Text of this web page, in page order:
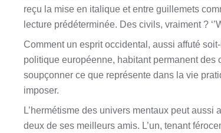
reçu la mise en italique et entre guillemets
lecture prédéterminée. Des civils, vraiment ?
Comment un esprit occidental, aussi affuté
politique européenne, habitant permanent des
soupçonner ce que représente dans la vie
imposer.
L’hermétisme des univers mentaux peut
deux de ses meilleurs amis. L’un, tenant